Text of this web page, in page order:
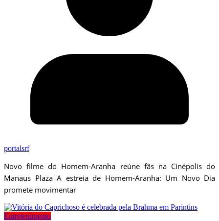
portalsrf
Novo filme do Homem-Aranha reúne fãs na Cinépolis do
Manaus Plaza A estreia de Homem-Aranha: Um Novo Dia
promete movimentar
Entretenimento